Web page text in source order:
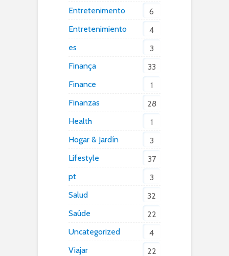
Entretenimento
6
Entretenimiento
4
es
3
Finança
33
Finance
1
Finanzas
28
Health
1
Hogar & Jardín
3
Lifestyle
37
pt
3
Salud
32
Saúde
22
Uncategorized
4
Viajar
22